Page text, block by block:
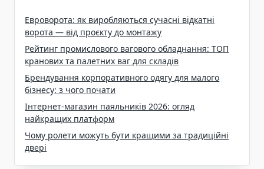
Евроворота: як виробляються сучасні відкатні
ворота — від проєкту до монтажу
Рейтинг промислового вагового обладнання: ТОП
кранових та палетних ваг для складів
Брендування корпоративного одягу для малого
бізнесу: з чого почати
Інтернет-магазин паяльників 2026: огляд
найкращих платформ
Чому ролети можуть бути кращими за традиційні
двері